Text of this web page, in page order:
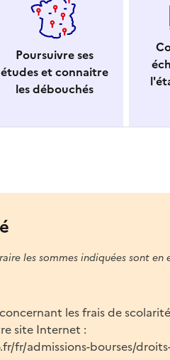
u
o
t
n
a
Poursuivre ses
études et connaitre
les débouchés
les sommes indiquées sont en
les frais de scolarité
site Internet :
fr/admissions-bourses/